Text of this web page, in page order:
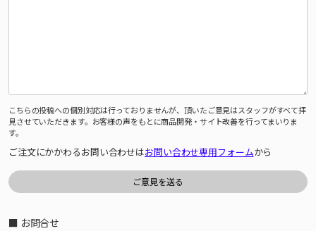
こちらの投稿への個別対応は行っておりませんが、頂いたご意見はスタッフがすべて拝
見させていただきます。お客様の声をもとに商品開発・サイト改善を行ってまいりま
す。
ご注文にかかわるお問い合わせはお問い合わせ専用フォームから
■ お問合せ